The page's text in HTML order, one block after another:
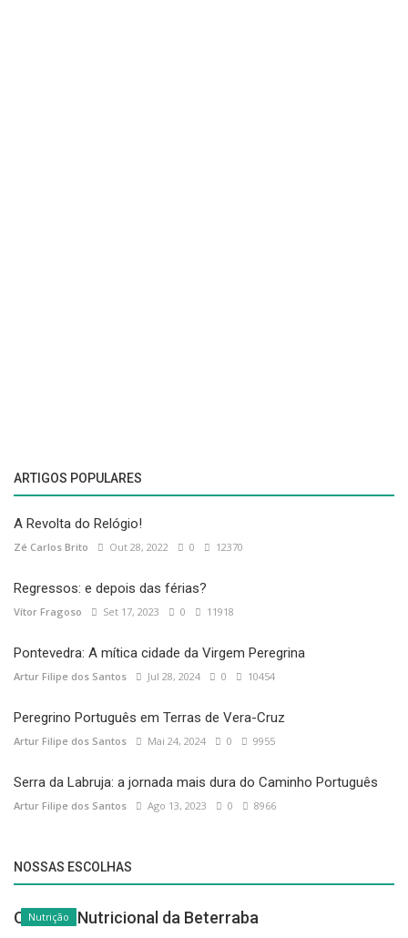
ARTIGOS POPULARES
A Revolta do Relógio!
Zé Carlos Brito Out 28, 2022 0 12370
Regressos: e depois das férias?
Vítor Fragoso Set 17, 2023 0 11918
Pontevedra: A mítica cidade da Virgem Peregrina
Artur Filipe dos Santos Jul 28, 2024 0 10454
Peregrino Português em Terras de Vera-Cruz
Artur Filipe dos Santos Mai 24, 2024 0 9955
Serra da Labruja: a jornada mais dura do Caminho Português
Artur Filipe dos Santos Ago 13, 2023 0 8966
NOSSAS ESCOLHAS
Nutrição
O Poder Nutricional da Beterraba